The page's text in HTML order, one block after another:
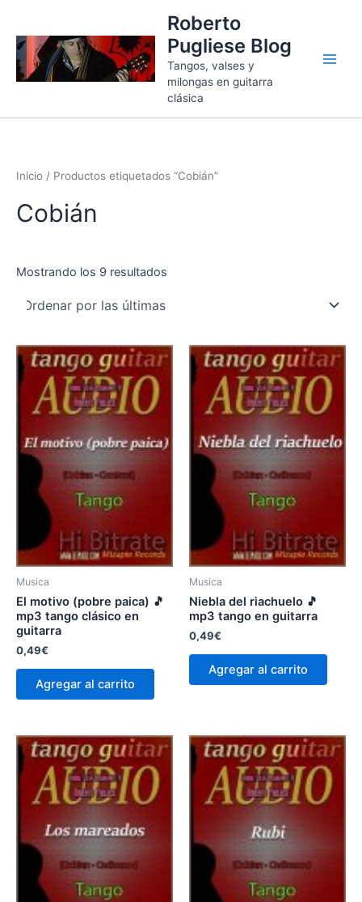
contenido
Roberto
Pugliese Blog
Tangos, valses y
milongas en guitarra
clásica
Inicio / Productos etiquetados “Cobián”
Cobián
Mostrando los 9 resultados
por
más
recientes
Musica
El motivo (pobre paica) 🎵
mp3 tango clásico en
guitarra
0,49€
Agregar al carrito
Musica
Niebla del riachuelo 🎵
mp3 tango en guitarra
0,49€
Agregar al carrito